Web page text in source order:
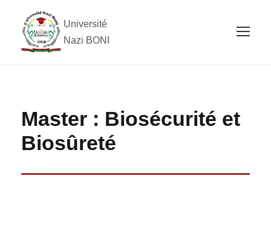
Université
Nazi BONI
Master : Biosécurité et
Biosûreté